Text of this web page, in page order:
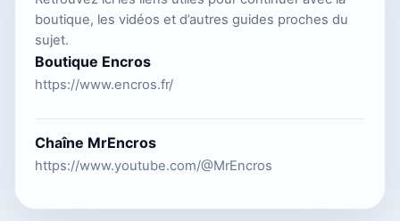
boutique, les vidéos et d’autres guides proches du
sujet.
Boutique Encros
https://www.encros.fr/
Chaîne MrEncros
https://www.youtube.com/@MrEncros